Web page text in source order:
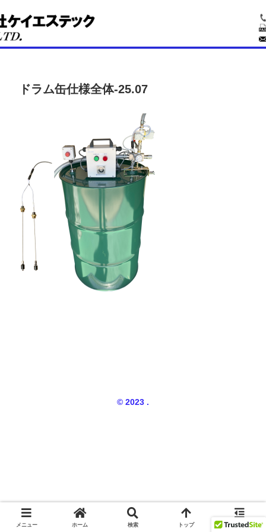
ドラム缶仕様全体-25.07
© 2023 .
メニュー ホーム 検索 トップ サイドバー